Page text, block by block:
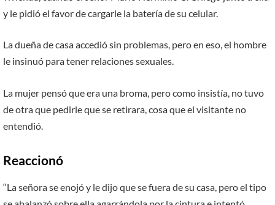
y le pidió el favor de cargarle la batería de su celular.
La dueña de casa accedió sin problemas, pero en eso, el hombre
le insinuó para tener relaciones sexuales.
La mujer pensó que era una broma, pero como insistía, no tuvo
de otra que pedirle que se retirara, cosa que el visitante no
entendió.
Reaccionó
“La señora se enojó y le dijo que se fuera de su casa, pero el tipo